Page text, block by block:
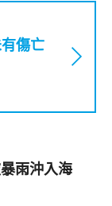
傷亡
雨沖入海